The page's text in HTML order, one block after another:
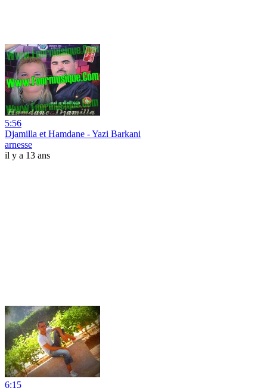
5:56
Djamilla et Hamdane - Yazi Barkani
arnesse
il y a 13 ans
6:15